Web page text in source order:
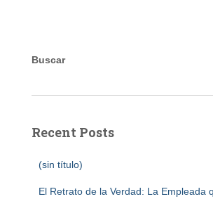
Buscar
Recent Posts
(sin título)
El Retrato de la Verdad: La Empleada